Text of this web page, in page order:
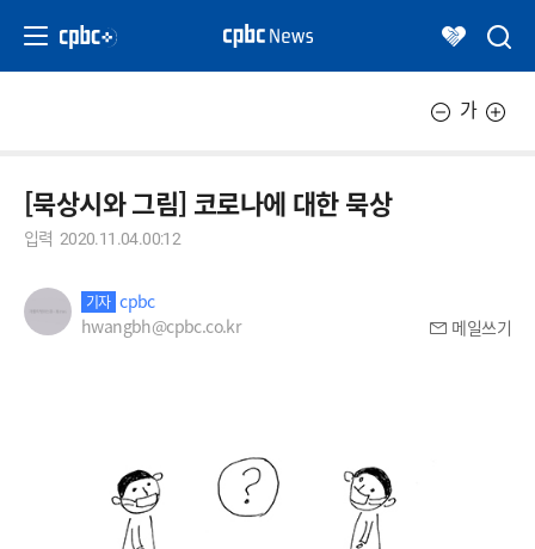
가
[묵상시와 그림] 코로나에 대한 묵상
입력 2020.11.04.00:12
기자 cpbc
hwangbh@cpbc.co.kr
메일쓰기